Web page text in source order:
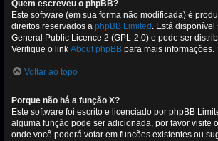
Quem escreveu o phpBB?
Este software (em sua forma não modificada) é
direitos reservados a phpBB Limited . Está disponível
General Public Licence 2 (GPL-2.0) e pode ser
Verifique o link About phpBB para mais informações.
Voltar ao topo
Porque não há a função X?
Este software foi escrito e licenciado por phpBB
alguma função pode ser adicionada, por favor visite o
onde você poderá votar em funcões existentes ou